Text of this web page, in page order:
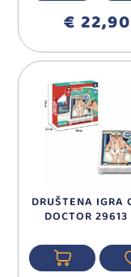
€ 22,90
DRUŠTENA IGRA
DOCTOR